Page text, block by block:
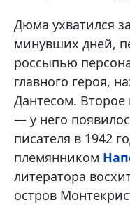
Дюма ухватился
минувших дней,
россыпью
главного героя,
Дантесом.
— у него
писателя в 1942
племянником
литератора
остров